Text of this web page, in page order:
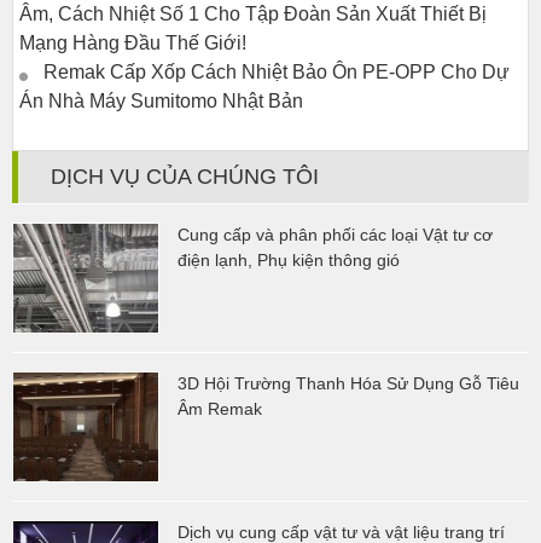
Âm, Cách Nhiệt Số 1 Cho Tập Đoàn Sản Xuất Thiết Bị
Mạng Hàng Đầu Thế Giới!
Remak Cấp Xốp Cách Nhiệt Bảo Ôn PE-OPP Cho Dự
Án Nhà Máy Sumitomo Nhật Bản
DỊCH VỤ CỦA CHÚNG TÔI
Cung cấp và phân phối các loại Vật tư cơ
điện lạnh, Phụ kiện thông gió
3D Hội Trường Thanh Hóa Sử Dụng Gỗ Tiêu
Âm Remak
Dịch vụ cung cấp vật tư và vật liệu trang trí